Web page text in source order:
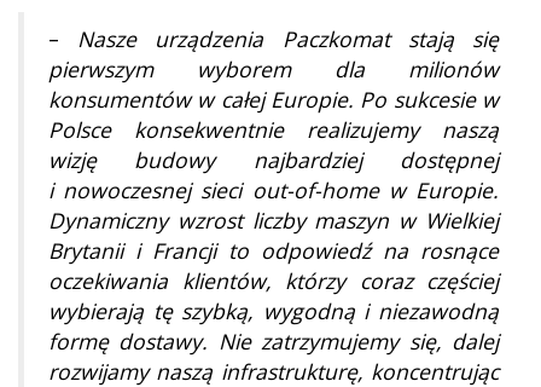
– Nasze urządzenia Paczkomat stają się
pierwszym wyborem dla milionów
konsumentów w całej Europie. Po sukcesie w
Polsce konsekwentnie realizujemy naszą
wizję budowy najbardziej dostępnej
i nowoczesnej sieci out-of-home w Europie.
Dynamiczny wzrost liczby maszyn w Wielkiej
Brytanii i Francji to odpowiedź na rosnące
oczekiwania klientów, którzy coraz częściej
wybierają tę szybką, wygodną i niezawodną
formę dostawy. Nie zatrzymujemy się, dalej
rozwijamy naszą infrastrukturę, koncentrując